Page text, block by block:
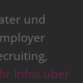
und
Infos über